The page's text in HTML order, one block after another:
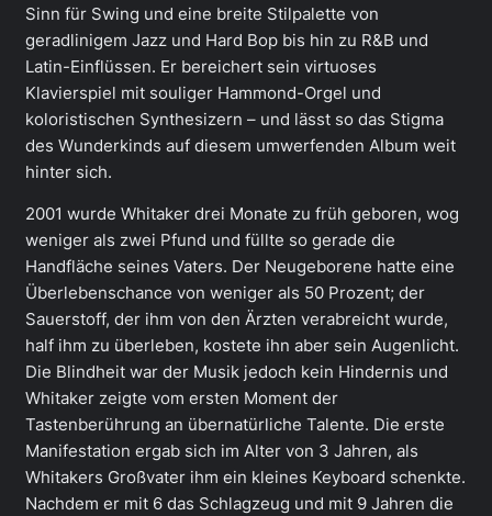
Sinn für Swing und eine breite Stilpalette von
geradlinigem Jazz und Hard Bop bis hin zu R&B und
Latin-Einflüssen. Er bereichert sein virtuoses
Klavierspiel mit souliger Hammond-Orgel und
koloristischen Synthesizern – und lässt so das Stigma
des Wunderkinds auf diesem umwerfenden Album weit
hinter sich.
2001 wurde Whitaker drei Monate zu früh geboren, wog
weniger als zwei Pfund und füllte so gerade die
Handfläche seines Vaters. Der Neugeborene hatte eine
Überlebenschance von weniger als 50 Prozent; der
Sauerstoff, der ihm von den Ärzten verabreicht wurde,
half ihm zu überleben, kostete ihn aber sein Augenlicht.
Die Blindheit war der Musik jedoch kein Hindernis und
Whitaker zeigte vom ersten Moment der
Tastenberührung an übernatürliche Talente. Die erste
Manifestation ergab sich im Alter von 3 Jahren, als
Whitakers Großvater ihm ein kleines Keyboard schenkte.
Nachdem er mit 6 das Schlagzeug und mit 9 Jahren die